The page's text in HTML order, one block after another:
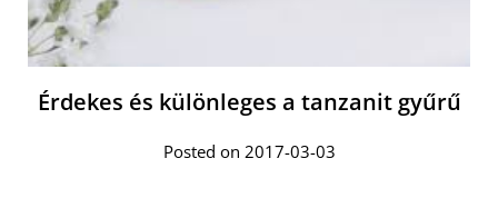
Érdekes és különleges a tanzanit gyűrű
Posted on 2017-03-03